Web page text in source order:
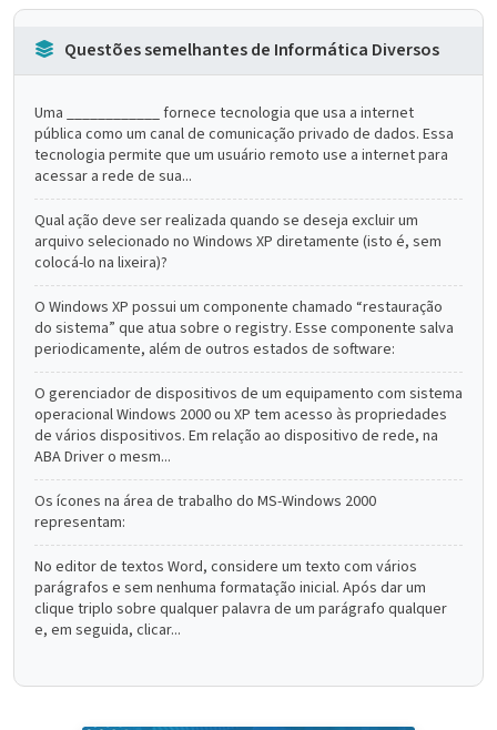
Questões semelhantes de Informática Diversos
Uma ____________ fornece tecnologia que usa a internet
pública como um canal de comunicação privado de dados. Essa
tecnologia permite que um usuário remoto use a internet para
acessar a rede de sua...
Qual ação deve ser realizada quando se deseja excluir um
arquivo selecionado no Windows XP diretamente (isto é, sem
colocá-lo na lixeira)?
O Windows XP possui um componente chamado “restauração
do sistema” que atua sobre o registry. Esse componente salva
periodicamente, além de outros estados de software:
O gerenciador de dispositivos de um equipamento com sistema
operacional Windows 2000 ou XP tem acesso às propriedades
de vários dispositivos. Em relação ao dispositivo de rede, na
ABA Driver o mesm...
Os ícones na área de trabalho do MS-Windows 2000
representam:
No editor de textos Word, considere um texto com vários
parágrafos e sem nenhuma formatação inicial. Após dar um
clique triplo sobre qualquer palavra de um parágrafo qualquer
e, em seguida, clicar...